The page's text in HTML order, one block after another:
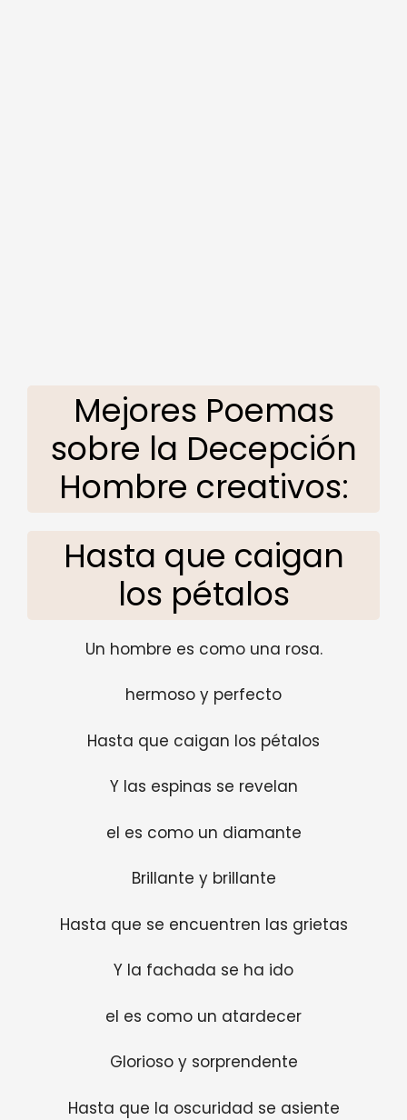
Mejores Poemas
sobre la Decepción
Hombre creativos:
Hasta que caigan
los pétalos
Un hombre es como una rosa.
hermoso y perfecto
Hasta que caigan los pétalos
Y las espinas se revelan
el es como un diamante
Brillante y brillante
Hasta que se encuentren las grietas
Y la fachada se ha ido
el es como un atardecer
Glorioso y sorprendente
Hasta que la oscuridad se asiente